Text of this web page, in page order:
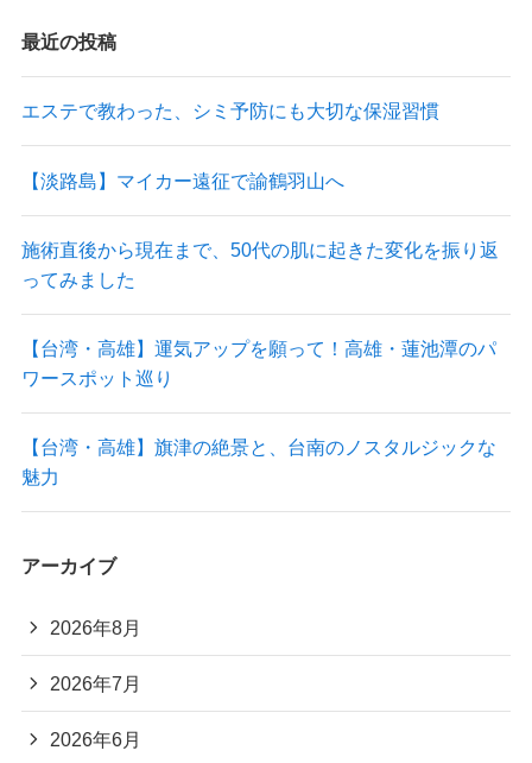
最近の投稿
エステで教わった、シミ予防にも大切な保湿習慣
【淡路島】マイカー遠征で諭鶴羽山へ
施術直後から現在まで、50代の肌に起きた変化を振り返
ってみました
【台湾・高雄】運気アップを願って！高雄・蓮池潭のパ
ワースポット巡り
【台湾・高雄】旗津の絶景と、台南のノスタルジックな
魅力
アーカイブ
2026年8月
2026年7月
2026年6月